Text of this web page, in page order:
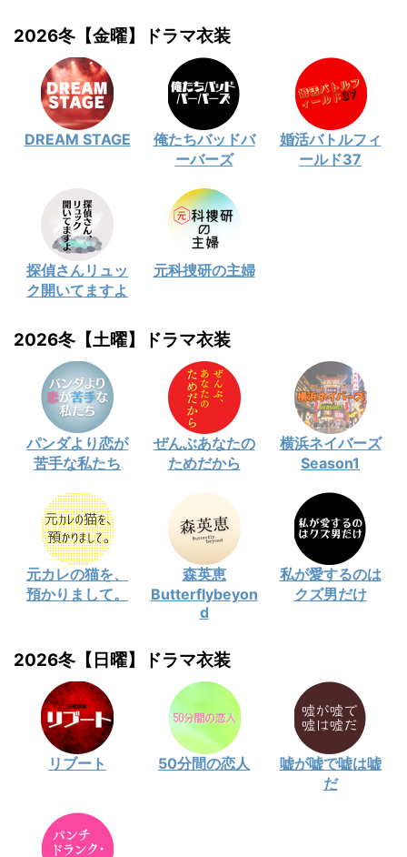
2026冬【金曜】ドラマ衣装
DREAM STAGE
俺たちバッドバ
ーバーズ
婚活バトルフィ
ールド37
探偵さんリュッ
ク開いてますよ
元科捜研の主婦
2026冬【土曜】ドラマ衣装
パンダより恋が
苦手な私たち
ぜんぶあなたの
ためだから
横浜ネイバーズ
Season1
元カレの猫を、
預かりまして。
森英恵
Butterflybeyon
d
私が愛するのは
クズ男だけ
2026冬【日曜】ドラマ衣装
リブート 50分間の恋人
嘘が嘘で嘘は嘘
だ